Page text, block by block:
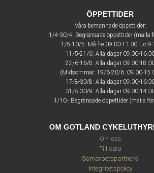
ÖPPETTIDER
Våra bemannade öppettider:
1/4-30/4: Begränsade öppettider (maila
1/5-10/5: Må-fre 09.00-11.00, Lö 9-
11/5-21/6: Alla dagar 09.00-
22/6-16/8: Alla dagar 09.00-
(Midsommar: 19/6-20/6: 09.00-
17/8-30/8: Alla dagar 09.00-
31/8-30/9: Alla dagar 09:00-
1/10-: Begränsade öppettider (maila
OM GOTLAND
Om oss
Till salu
Samarbetspartners
Integritetspolicy